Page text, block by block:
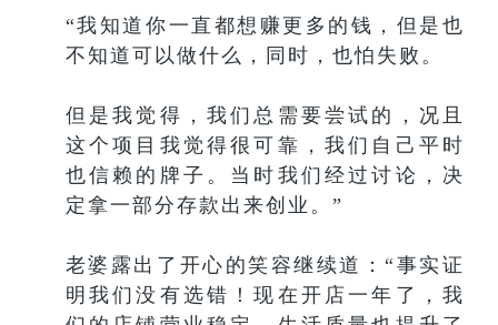
“我知道你一直都想赚更多的钱，但是也
不知道可以做什么，同时，也怕失败。
但是我觉得，我们总需要尝试的，况且
这个项目我觉得很可靠，我们自己平时
也信赖的牌子。当时我们经过讨论，决
定拿一部分存款出来创业。”
老婆露出了开心的笑容继续道：“事实证
明我们没有选错！现在开店一年了，我